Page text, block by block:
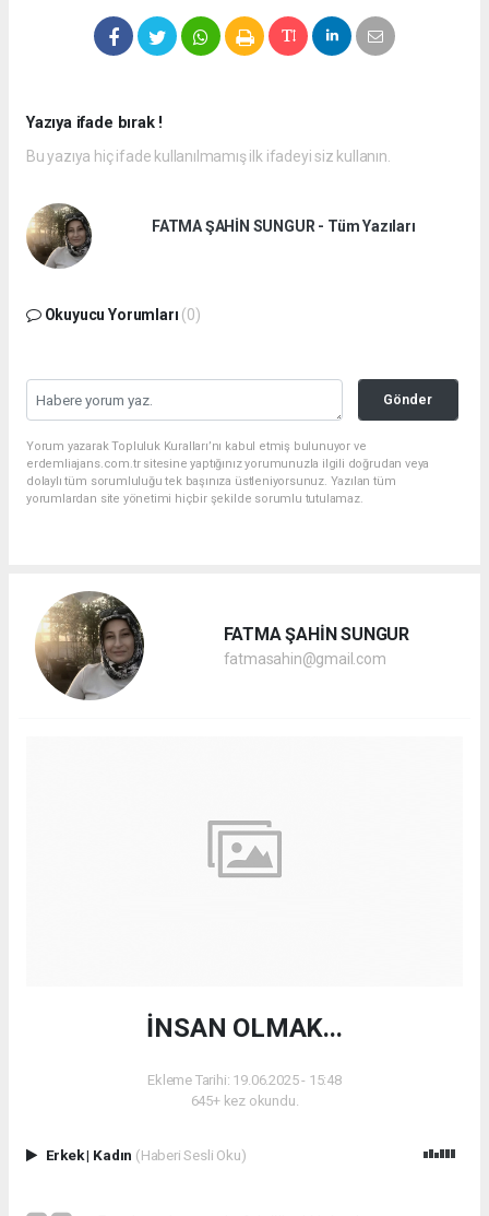
Yazıya ifade bırak !
Bu yazıya hiç ifade kullanılmamış ilk ifadeyi siz kullanın.
FATMA ŞAHİN SUNGUR - Tüm Yazıları
Okuyucu Yorumları (0)
Gönder
Yorum yazarak Topluluk Kuralları’nı kabul etmiş bulunuyor ve
erdemliajans.com.tr sitesine yaptığınız yorumunuzla ilgili doğrudan veya
dolaylı tüm sorumluluğu tek başınıza üstleniyorsunuz. Yazılan tüm
yorumlardan site yönetimi hiçbir şekilde sorumlu tutulamaz.
FATMA ŞAHİN SUNGUR
fatmasahin@gmail.com
İNSAN OLMAK...
Ekleme Tarihi: 19.06.2025 - 15:48
645+ kez okundu.
Erkek| Kadın (Haberi Sesli Oku)